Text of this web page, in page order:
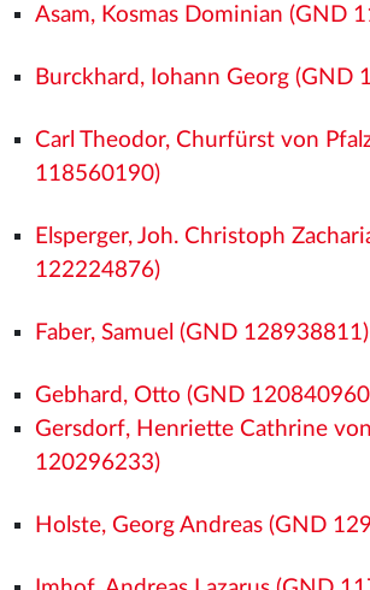
Asam, Kosmas Dominian (GND
Burckhard, Iohann Georg (GND
Carl Theodor, Churfürst von
118560190)
Elsperger, Joh. Christoph
122224876)
Faber, Samuel (GND 128938811)
Gebhard, Otto (GND
Gersdorf, Henriette Cathrine
120296233)
Holste, Georg Andreas (GND